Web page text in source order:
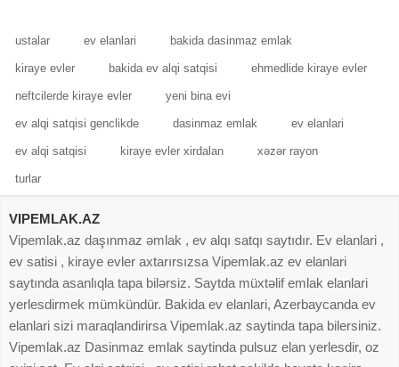
ustalar ev elanlari bakida dasinmaz emlak
kiraye evler bakida ev alqi satqisi ehmedlide kiraye evler
neftcilerde kiraye evler yeni bina evi
ev alqi satqisi genclikde dasinmaz emlak ev elanlari
ev alqi satqisi kiraye evler xirdalan xəzər rayon
turlar
VIPEMLAK.AZ
Vipemlak.az daşınmaz əmlak , ev alqı satqı saytıdır. Ev elanlari ,
ev satisi , kiraye evler axtarırsızsa Vipemlak.az ev elanlari
saytında asanlıqla tapa bilərsiz. Saytda müxtəlif emlak elanlari
yerlesdirmek mümkündür. Bakida ev elanlari, Azerbaycanda ev
elanlari sizi maraqlandirirsa Vipemlak.az saytinda tapa bilersiniz.
Vipemlak.az Dasinmaz emlak saytinda pulsuz elan yerlesdir, oz